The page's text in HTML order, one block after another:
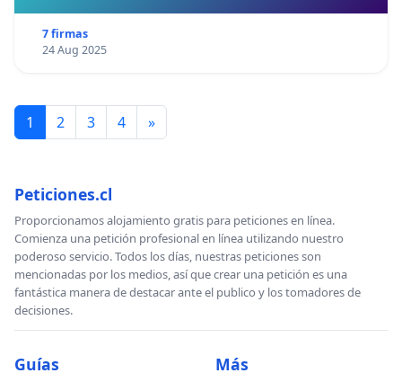
7 firmas
24 Aug 2025
1 2 3 4 »
Peticiones.cl
Proporcionamos alojamiento gratis para peticiones en línea.
Comienza una petición profesional en línea utilizando nuestro
poderoso servicio. Todos los días, nuestras peticiones son
mencionadas por los medios, así que crear una petición es una
fantástica manera de destacar ante el publico y los tomadores de
decisiones.
Guías Más